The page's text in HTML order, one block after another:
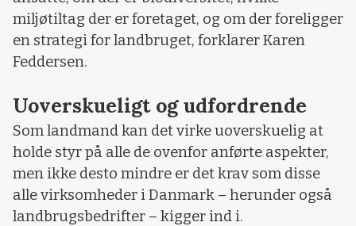
miljøtiltag der er foretaget, og om der foreligger
en strategi for landbruget, forklarer Karen
Feddersen.
Uoverskueligt og udfordrende
Som landmand kan det virke uoverskuelig at
holde styr på alle de ovenfor anførte aspekter,
men ikke desto mindre er det krav som disse
alle virksomheder i Danmark – herunder også
landbrugsbedrifter – kigger ind i.